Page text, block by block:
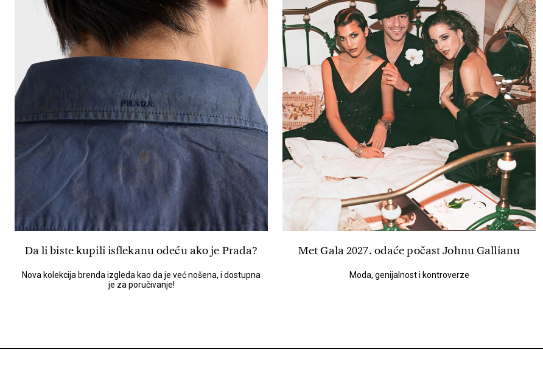
Da li biste kupili isflekanu odeću ako je Prada?
Nova kolekcija brenda izgleda kao da je već nošena, i dostupna
je za poručivanje!
Met Gala 2027. odaće počast Johnu Gallianu
Moda, genijalnost i kontroverze